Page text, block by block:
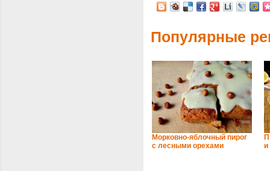
Популярные
Морковно-яблочный пирог
с лесными орехами
и